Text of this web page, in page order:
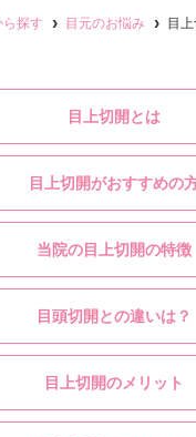
ら探す 目元のお悩み 目
目上切開とは
目上切開がおすすめの
当院の目上切開の特徴
目頭切開との違いは？
目上切開のメリット